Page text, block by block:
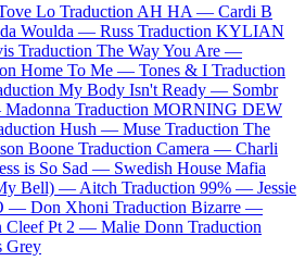
Lo Traduction AH HA — Cardi B
Woulda — Russ Traduction KYLIAN
Traduction The Way You Are —
Home To Me — Tones & I Traduction
My Body Isn't Ready — Sombr
Madonna Traduction MORNING DEW
Hush — Muse Traduction The
Boone Traduction Camera — Charli
is So Sad — Swedish House Mafia
Bell) — Aitch Traduction 99% — Jessie
— Don Xhoni Traduction Bizarre —
Cleef Pt 2 — Malie Donn Traduction
Grey